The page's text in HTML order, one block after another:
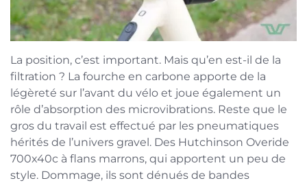
La position, c’est important. Mais qu’en est-il de la
filtration ? La fourche en carbone apporte de la
légèreté sur l’avant du vélo et joue également un
rôle d’absorption des microvibrations. Reste que le
gros du travail est effectué par les pneumatiques
hérités de l’univers gravel. Des Hutchinson Overide
700x40c à flans marrons, qui apportent un peu de
style. Dommage, ils sont dénués de bandes